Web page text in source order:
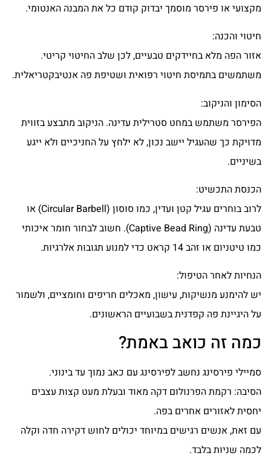
מקצועי או פירסר מוסמך יבדוק קודם כל את המבנה האנטומי.
חיטוי והכנה:
אזור הפה מלא בחיידקים טבעיים, לכן שלב החיטוי קריטי.
משתמשים בתמיסת חיטוי רפואית ושטיפת פה אנטיבקטריאלית.
הסימון והניקוב:
הפירסר משתמש במחט סטרילית עדינה. הניקוב מתבצע בזווית
מדויקת כך שהעגיל יישב נכון, לא ילחץ על החניכיים ולא ייגע
בשיניים.
הכנסת התכשיט:
לרוב בוחרים עגיל קטן ועדין, כמו סוסון (Circular Barbell) או
טבעת עדינה (Captive Bead Ring). חשוב לבחור חומר איכותי
כמו טיטניום או זהב 14 קראט כדי למנוע תגובות אלרגיות.
הנחיות לאחר הטיפול:
יש להימנע מנשיקות, עישון, מאכלים חריפים וחומציים, ולשמור
על היגיינת פה קפדנית בשבועיים הראשונים.
כמה זה כואב באמת?
סמיילי פירסינג נחשב לפירסינג עם כאב נמוך עד בינוני.
הסיבה: רקמת הפרנולום דקה מאוד ובעלת מעט קצות עצבים
יחסית לאזורים אחרים בפה.
עם זאת, אנשים רגישים במיוחד יכולים לחוש דקירה חדה וקלה
לכמה שניות בלבד.